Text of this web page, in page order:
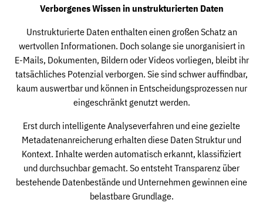
Verborgenes Wissen in unstrukturierten Daten
Unstrukturierte Daten enthalten einen großen Schatz an
wertvollen Informationen. Doch solange sie unorganisiert in
E-Mails, Dokumenten, Bildern oder Videos vorliegen, bleibt ihr
tatsächliches Potenzial verborgen. Sie sind schwer auffindbar,
kaum auswertbar und können in Entscheidungsprozessen nur
eingeschränkt genutzt werden.
Erst durch intelligente Analyseverfahren und eine gezielte
Metadatenanreicherung erhalten diese Daten Struktur und
Kontext. Inhalte werden automatisch erkannt, klassifiziert
und durchsuchbar gemacht. So entsteht Transparenz über
bestehende Datenbestände und Unternehmen gewinnen eine
belastbare Grundlage.